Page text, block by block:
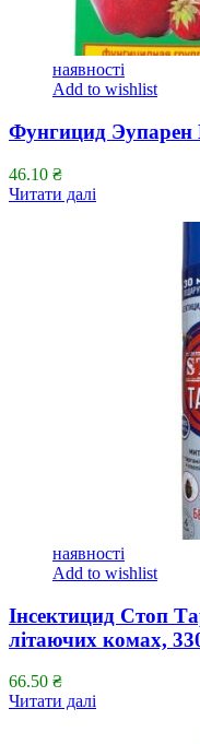
наявності
Add to wishlist
Фунгицид Эупарен
46.10 ₴
Читати далі
наявності
Add to wishlist
Інсектицид Стоп
літаючих комах,
66.50 ₴
Читати далі